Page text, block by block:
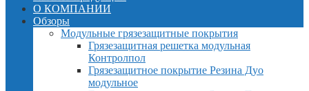
О КОМПАНИИ
Обзоры
Модульные грязезащитные покрытия
Грязезащитная решетка модульная
Контролпол
Грязезащитное покрытие Резина Дуо
модульное